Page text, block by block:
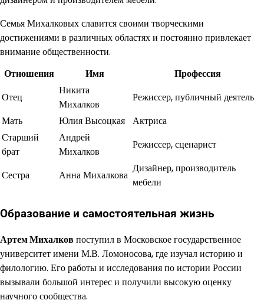
Семья Михалковых славится своими творческими
достижениями в различных областях и постоянно привлекает
внимание общественности.
Отношения
Имя
Профессия
Отец
Никита
Михалков
Режиссер, публичный деятель
Мать
Юлия Высоцкая Актриса
Старший
брат
Андрей
Михалков
Режиссер, сценарист
Сестра Анна Михалкова
Дизайнер, производитель
мебели
Образование и самостоятельная жизнь
Артем Михалковпоступил в Московское государственное
университет имени М.В. Ломоносова, где изучал историю и
филологию. Его работы и исследования по истории России
вызывали большой интерес и получили высокую оценку
научного сообщества.